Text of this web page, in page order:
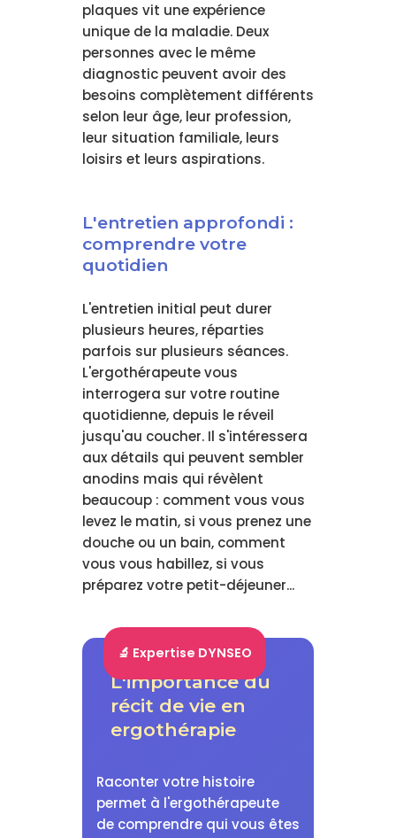
plaques vit une expérience
unique de la maladie. Deux
personnes avec le même
diagnostic peuvent avoir des
besoins complètement différents
selon leur âge, leur profession,
leur situation familiale, leurs
loisirs et leurs aspirations.
L'entretien approfondi :
comprendre votre
quotidien
L'entretien initial peut durer
plusieurs heures, réparties
parfois sur plusieurs séances.
L'ergothérapeute vous
interrogera sur votre routine
quotidienne, depuis le réveil
jusqu'au coucher. Il s'intéressera
aux détails qui peuvent sembler
anodins mais qui révèlent
beaucoup : comment vous vous
levez le matin, si vous prenez une
douche ou un bain, comment
vous vous habillez, si vous
préparez votre petit-déjeuner...
🔬 Expertise DYNSEO
L'importance du
récit de vie en
ergothérapie
Raconter votre histoire
permet à l'ergothérapeute
de comprendre qui vous êtes